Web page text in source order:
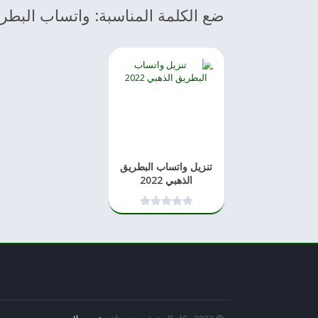
ضع الكلمة المناسبة: واتساب
تنزيل واتساب البطريق
الذهبي 2022